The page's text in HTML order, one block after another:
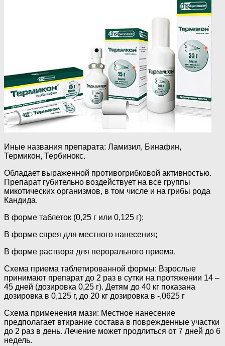
Иные названия препарата: Ламизил, Бинафин,
Термикон, Тербинокс.
Обладает выраженной противогрибковой активностью.
Препарат губительно воздействует на все группы
микотических организмов, в том числе и на грибы рода
Кандида.
В форме таблеток (0,25 г или 0,125 г);
В форме спрея для местного нанесения;
В форме раствора для перорального приема.
Схема приема таблетированной формы: Взрослые
принимают препарат до 2 раз в сутки на протяжении 14 –
45 дней (дозировка 0,25 г). Детям до 40 кг показана
дозировка в 0,125 г, до 20 кг дозировка в -,0625 г
Схема применения мази: Местное нанесение
предполагает втирание состава в поврежденные участки
до 2 раз в день. Лечение может продлиться от 7 дней до 6
недель.